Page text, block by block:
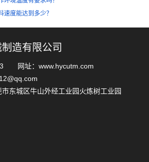
速度能达到多少？
造有限公司
网址：www.hycutm.com
东城区牛山外经工业园火炼树工业园